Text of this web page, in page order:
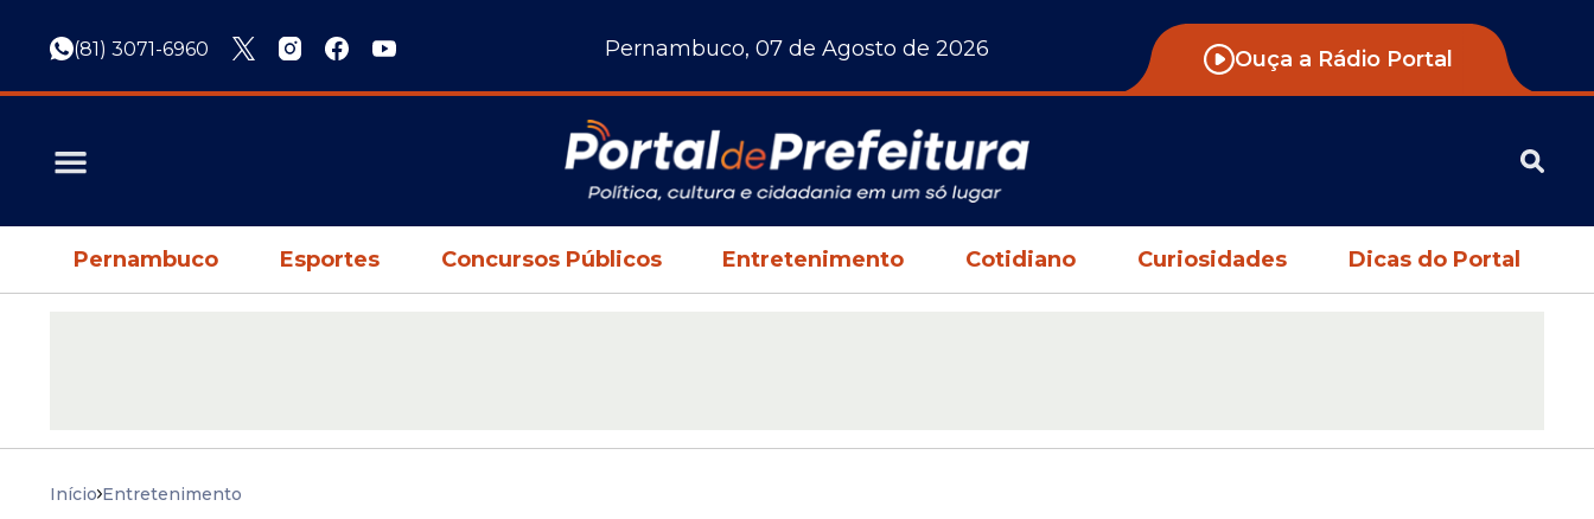
(81) 3071-6960 Pernambuco, 07 de Agosto de 2026 Ouça a Rádio Portal
Pernambuco Esportes Concursos Públicos Entretenimento Cotidiano Curiosidades Dicas do Portal
Início Entretenimento